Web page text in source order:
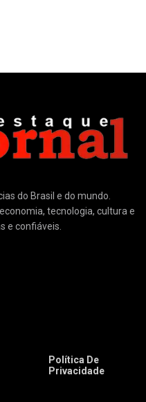
do Brasil e do mundo.
tecnologia, cultura e
e confiáveis.
Política De
Privacidade